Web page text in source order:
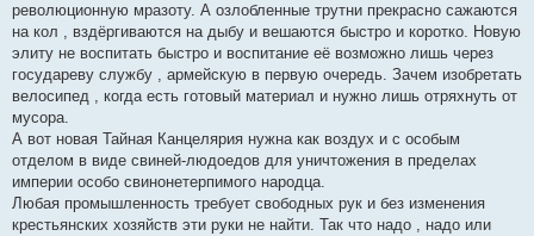
революционную мразоту. А озлобленные трутни прекрасно сажаются
на кол , вздёргиваются на дыбу и вешаются быстро и коротко. Новую
элиту не воспитать быстро и воспитание её возможно лишь через
государеву службу , армейскую в первую очередь. Зачем изобретать
велосипед , когда есть готовый материал и нужно лишь отряхнуть от
мусора.
А вот новая Тайная Канцелярия нужна как воздух и с особым
отделом в виде свиней-людоедов для уничтожения в пределах
империи особо свинонетерпимого народца.
Любая промышленность требует свободных рук и без изменения
крестьянских хозяйств эти руки не найти. Так что надо , надо или